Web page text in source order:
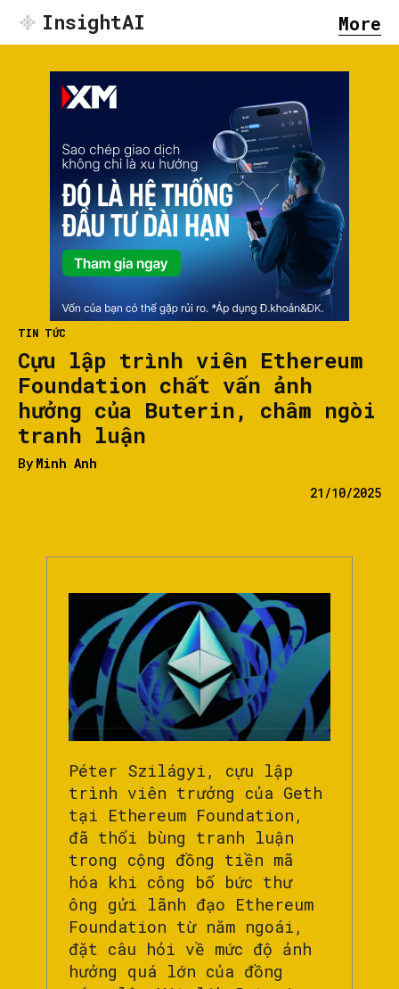
InsightAI More
TIN TỨC
Cựu lập trình viên Ethereum
Foundation chất vấn ảnh
hưởng của Buterin, châm ngòi
tranh luận
By Minh Anh
21/10/2025
Péter Szilágyi, cựu lập
trình viên trưởng của Geth
tại Ethereum Foundation,
đã thổi bùng tranh luận
trong cộng đồng tiền mã
hóa khi công bố bức thư
ông gửi lãnh đạo Ethereum
Foundation từ năm ngoái,
đặt câu hỏi về mức độ ảnh
hưởng quá lớn của đồng